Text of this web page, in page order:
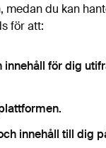
medan du kan
för att:
för dig
innehåll till dig